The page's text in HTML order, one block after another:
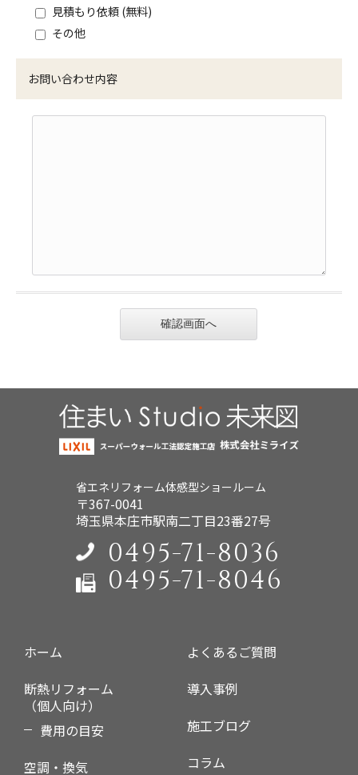
見積もり依頼 (無料)
その他
お問い合わせ内容
省エネリフォーム体感型ショールーム
〒367-0041
埼玉県本庄市駅南二丁目23番27号
0495-71-8036
0495-71-8046
ホーム
断熱リフォーム
（個人向け）
費用の目安
空調・換気
よくあるご質問
導入事例
施工ブログ
コラム